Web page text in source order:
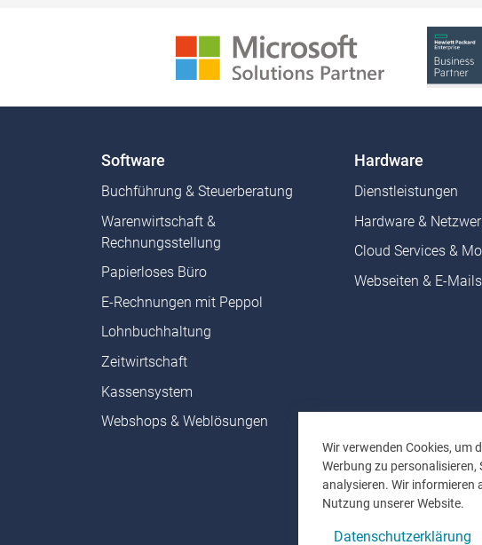
Wir verwenden Cookies, um
Werbung zu
analysieren. Wir informieren
Nutzung unserer Website.
Datenschutzerklärung
Software
Buchführung & Steuerberatung
Warenwirtschaft &
Rechnungsstellung
Papierloses Büro
E-Rechnungen mit Peppol
Lohnbuchhaltung
Zeitwirtschaft
Kassensystem
Webshops & Weblösungen
Hardware
Dienstleistungen
Hardware &
Cloud Services &
Webseiten & E-Mails